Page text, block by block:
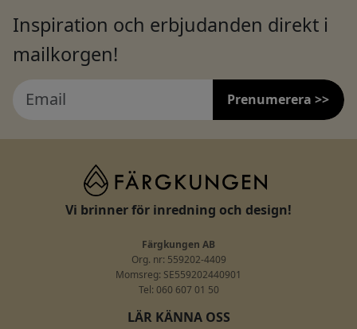
Inspiration och erbjudanden direkt i
mailkorgen!
Prenumerera >>
Vi brinner för inredning och design!
Färgkungen AB
Org. nr: 559202-4409
Momsreg: SE559202440901
Tel: 060 607 01 50
LÄR KÄNNA OSS